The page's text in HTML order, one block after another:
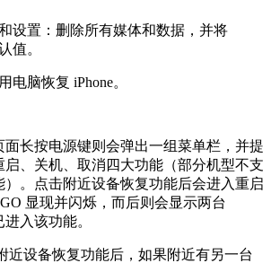
设置：删除所有媒体和数据，并将
值。
电脑恢复 iPhone。
面长按电源键则会弹出一组菜单栏，并提
、关机、取消四大功能（部分机型不支
。点击附近设备恢复功能后会进入重启
显现并闪烁，而后则会显示两台
入该功能。
近设备恢复功能后，如果附近有另一台